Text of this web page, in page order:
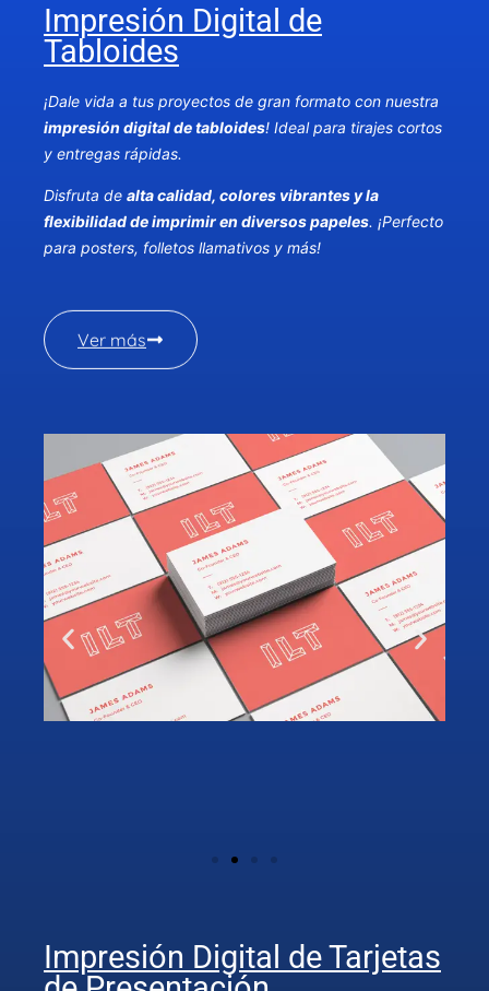
Impresión Digital de
Tabloides
¡Dale vida a tus proyectos de gran formato con nuestra
impresión digital de tabloides! Ideal para tirajes cortos
y entregas rápidas.
Disfruta de alta calidad, colores vibrantes y la
flexibilidad de imprimir en diversos papeles. ¡Perfecto
para posters, folletos llamativos y más!
Ver más
Impresión Digital de Tarjetas